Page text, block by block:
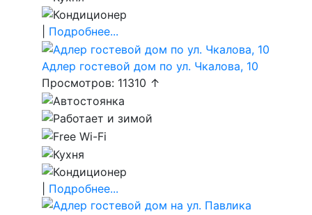
Подробнее...
Адлер гостевой дом по ул. Чкалова, 10
Просмотров: 11310 ↑
Подробнее...